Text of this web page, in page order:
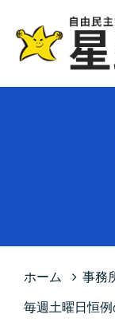
ホーム 事務
毎週土曜日恒